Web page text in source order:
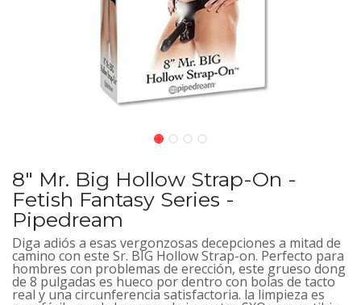
8" Mr. Big Hollow Strap-On -
Fetish Fantasy Series -
Pipedream
Diga adiós a esas vergonzosas decepciones a mitad de
camino con este Sr. BIG Hollow Strap-on. Perfecto para
hombres con problemas de erección, este grueso dong
de 8 pulgadas es hueco por dentro con bolas de tacto
real y una circunferencia satisfactoria. la limpieza es